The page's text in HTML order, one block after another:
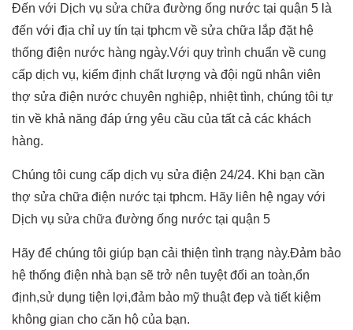
Đến với Dịch vụ sửa chữa đường ống nước tại quận 5 là
đến với địa chỉ uy tín tại tphcm về sửa chữa lắp đặt hệ
thống điện nước hàng ngày.Với quy trình chuẩn về cung
cấp dịch vụ, kiểm định chất lượng và đội ngũ nhân viên
thợ sửa điện nước chuyên nghiệp, nhiệt tình, chúng tôi tự
tin về khả năng đáp ứng yêu cầu của tất cả các khách
hàng.
Chúng tôi cung cấp dịch vụ sửa điện 24/24. Khi bạn cần
thợ sửa chữa điện nước tại tphcm. Hãy liên hệ ngay với
Dịch vụ sửa chữa đường ống nước tại quận 5
Hãy để chúng tôi giúp bạn cải thiện tình trạng này.Đảm bảo
hệ thống điện nhà bạn sẽ trở nên tuyệt đối an toàn,ổn
định,sử dụng tiện lợi,đảm bảo mỹ thuật đẹp và tiết kiệm
không gian cho căn hộ của bạn.